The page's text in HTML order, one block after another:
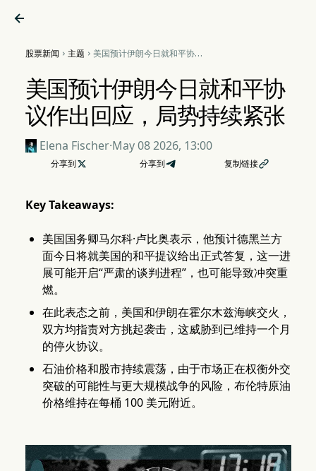

股票新闻  主题  美国预计伊朗今日就和平协议
美国预计伊朗今日就和平协
议作出回应，局势持续紧张
Elena Fischer·May 08 2026, 13:00
分享到  分享到 复制链接
Key Takeaways:
美国国务卿马尔科·卢比奥表示，他预计德黑兰方
面今日将就美国的和平提议给出正式答复，这一进
展可能开启“严肃的谈判进程”，也可能导致冲突重
燃。
在此表态之前，美国和伊朗在霍尔木兹海峡交火，
双方均指责对方挑起袭击，这威胁到已维持一个月
的停火协议。
石油价格和股市持续震荡，由于市场正在权衡外交
突破的可能性与更大规模战争的风险，布伦特原油
价格维持在每桶 100 美元附近。